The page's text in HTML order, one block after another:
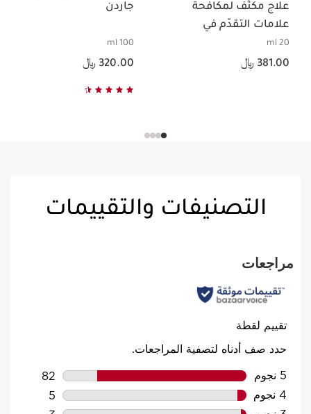
نتائج واضحة، معتمد من النساء،
علاج مكثّف لمكافحة
علامات التقدّم في
السن لمنطقة العين
20 ml
السعر الحالي هو 381.00 ﷼
381.00 ﷼
جاردن
100 ml
السعر الحالي هو 320.00 ﷼
320.00 ﷼
التصنيفات والتقييمات